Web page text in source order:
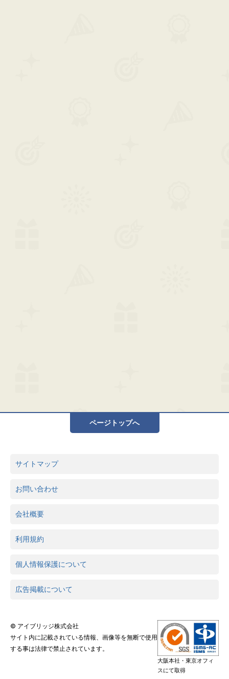
ページトップへ
サイトマップ
お問い合わせ
会社概要
利用規約
個人情報保護について
広告掲載について
© アイブリッジ株式会社
サイト内に記載されている情報、画像等を無断で使用
する事は法律で禁止されています。
大阪本社・東京オフィ
スにて取得